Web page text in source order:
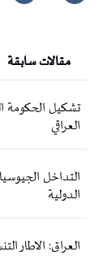
مقالات سابقة
تشكيل الحكومة
العراقي
التداخل
الدولية
العراق: الاطار